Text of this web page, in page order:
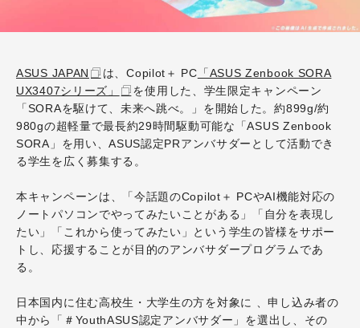
ASUS JAPAN は、Copilot＋ PC 「ASUS Zenbook SORA
UX3407シリーズ」
を使用した、学生限定キャンペーン
「SORAを駆けて、未来へ跳べ。」を開始した。約899g/約
980gの超軽量で最長約29時間駆動可能な「ASUS Zenbook
SORA」を用い、ASUS認定PRアンバサダーとして活動でき
る学生を広く募集する。
本キャンペーンは、「今話題のCopilot＋ PCやAI機能対応の
ノートパソコンでやってみたいことがある」「自分を表現し
たい」「これから使ってみたい」という学生の皆様をサポー
トし、応援することが目的のアンバサダープログラムであ
る。
日本国内に住む高校生・大学生の方を対象に 、申し込み者の
中から「＃YouthASUS認定アンバサダー」を選出し、その